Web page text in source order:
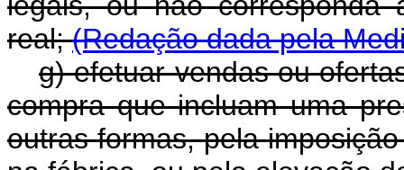
real;(Redação dada pela
g) efetuar vendas ou
compra que incluam uma
outras formas, pela